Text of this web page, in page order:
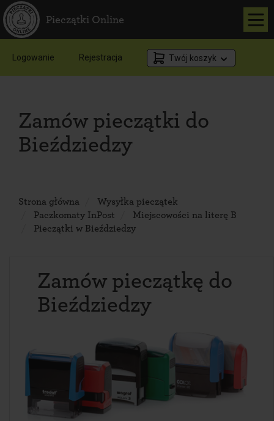
Pieczątki Online
Logowanie Rejestracja Twój koszyk
Zamów pieczątki do
Bieździedzy
Strona główna
Wysyłka pieczątek
Paczkomaty InPost
Miejscowości na literę B
Pieczątki w Bieździedzy
Zamów pieczątkę do
Bieździedzy